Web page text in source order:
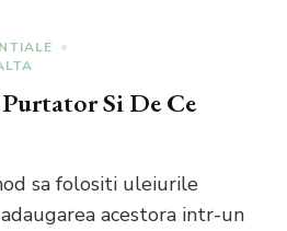
Si De Ce
sa folositi uleiurile
acestora intr-un